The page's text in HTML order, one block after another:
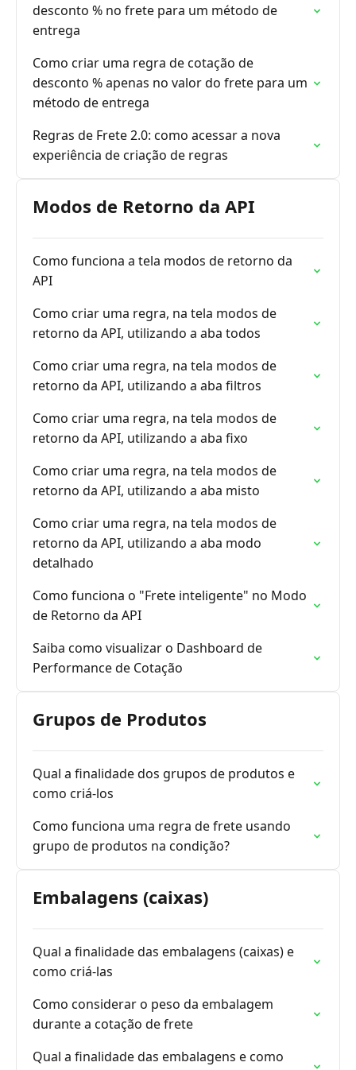
desconto % no frete para um método de
entrega
Como criar uma regra de cotação de
desconto % apenas no valor do frete para um
método de entrega
Regras de Frete 2.0: como acessar a nova
experiência de criação de regras
Modos de Retorno da API
Como funciona a tela modos de retorno da
API
Como criar uma regra, na tela modos de
retorno da API, utilizando a aba todos
Como criar uma regra, na tela modos de
retorno da API, utilizando a aba filtros
Como criar uma regra, na tela modos de
retorno da API, utilizando a aba fixo
Como criar uma regra, na tela modos de
retorno da API, utilizando a aba misto
Como criar uma regra, na tela modos de
retorno da API, utilizando a aba modo
detalhado
Como funciona o "Frete inteligente" no Modo
de Retorno da API
Saiba como visualizar o Dashboard de
Performance de Cotação
Grupos de Produtos
Qual a finalidade dos grupos de produtos e
como criá-los
Como funciona uma regra de frete usando
grupo de produtos na condição?
Embalagens (caixas)
Qual a finalidade das embalagens (caixas) e
como criá-las
Como considerar o peso da embalagem
durante a cotação de frete
Qual a finalidade das embalagens e como